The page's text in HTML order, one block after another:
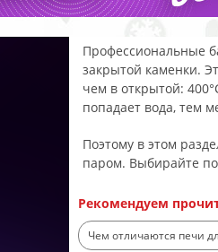
Профессиональные
закрытой каменки.
чем в открытой:
попадает вода, тем
Поэтому в этом
паром. Выбирайте
Рекомендуем
Чем отличаются печи